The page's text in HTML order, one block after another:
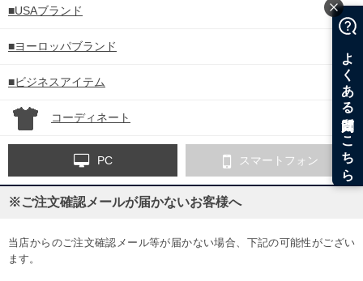
■USAブランド
■ヨーロッパブランド
■ビジネスアイテム
コーディネート
PC スマートフォン
※ご注文確認メールが届かないお客様へ
当店からのご注文確認メール等が届かない場合、下記の可能性がござい
ます。